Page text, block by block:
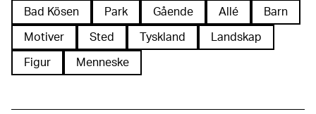
Bad Kösen Park Gående Allé Barn
Motiver Sted Tyskland Landskap
Figur Menneske